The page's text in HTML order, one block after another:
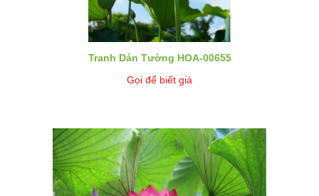
Tranh Dán Tường HOA-00655
Gọi để biết giá